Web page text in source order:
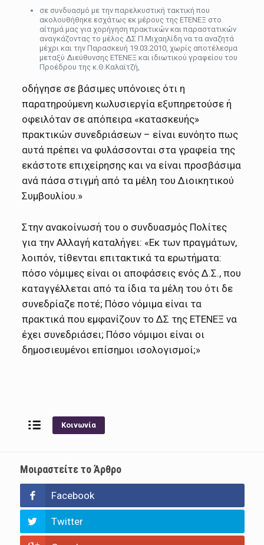
σε συνδυασμό με την παρελκυστική τακτική που
ακολουθήθηκε εσχάτως εκ μέρους της ΕΤΕΝΕΞ στο
αίτημά μας για χορήγηση πρακτικών και παραστατικών
αναγκάζοντας το μέλος ΔΣ Π.Μιχαηλίδη να τα αναζητά
μέχρι και την Παρασκευή 19.03.2010, χωρίς αποτέλεσμα
μεταξύ Διεύθυνσης ΕΤΕΝΕΞ και ιδιωτικού γραφείου του
Προέδρου της κ.Θ.Καλαϊτζή,
οδήγησε σε βάσιμες υπόνοιες ότι η
παρατηρούμενη κωλυσιεργία εξυπηρετούσε ή
οφειλόταν σε απόπειρα «κατασκευής»
πρακτικών συνεδριάσεων – είναι ευνόητο πως
αυτά πρέπει να φυλάσσονται στα γραφεία της
εκάστοτε επιχείρησης και να είναι προσβάσιμα
ανά πάσα στιγμή από τα μέλη του Διοικητικού
Συμβουλίου.»
Στην ανακοίνωσή του ο συνδυασμός Πολίτες
για την Αλλαγή καταλήγει: «Εκ των πραγμάτων,
λοιπόν, τίθενται επιτακτικά τα ερωτήματα:
πόσο νόμιμες είναι οι αποφάσεις ενός Δ.Σ., που
καταγγέλλεται από τα ίδια τα μέλη του ότι δε
συνεδρίαζε ποτέ; Πόσο νόμιμα είναι τα
πρακτικά που εμφανίζουν το ΔΣ της ΕΤΕΝΕΞ να
έχει συνεδριάσει; Πόσο νόμιμοι είναι οι
δημοσιευμένοι επίσημοι ισολογισμοί;»
Κοινωνία
Μοιραστείτε το Άρθρο
Facebook
Twitter